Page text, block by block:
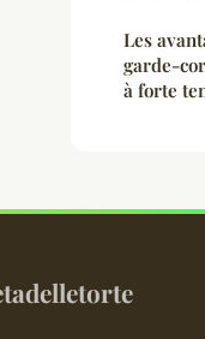
Les
garde-
à forte